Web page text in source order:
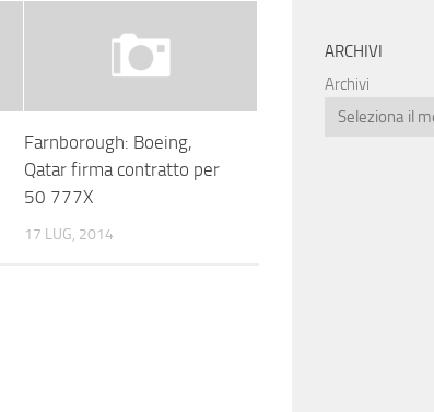
Farnborough: Boeing,
Qatar firma contratto per
50 777X
17 LUG, 2014
ARCHIVI
Archivi